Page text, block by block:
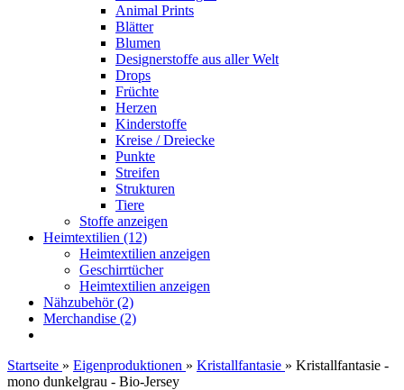
Animal Prints
Blätter
Blumen
Designerstoffe aus aller Welt
Drops
Früchte
Herzen
Kinderstoffe
Kreise / Dreiecke
Punkte
Streifen
Strukturen
Tiere
Stoffe anzeigen
Heimtextilien (12)
Heimtextilien anzeigen
Geschirrtücher
Heimtextilien anzeigen
Nähzubehör (2)
Merchandise (2)
Startseite » Eigenproduktionen » Kristallfantasie » Kristallfantasie -
mono dunkelgrau - Bio-Jersey